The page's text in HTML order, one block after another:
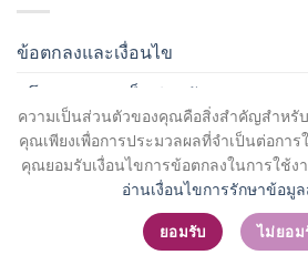
ความเป็นส่วนตัวของคุณคือสิ่งสำคัญสำหรับ
คุณเพียงเพื่อการประมวลผลที่จำเป็นต่อการ
คุณยอมรับเงื่อนไขการข้อตกลงในการใช้ง
อ่านเงื่อนไขการรักษาข้อมู
ยอมรับ ไม่ยอม
ข้อตกลงและเงื่อนไข
นโยบายความเป็นส่วนตัว
สมัครสมาชิก / เข้าสู่ร
Copyright 2026 ©